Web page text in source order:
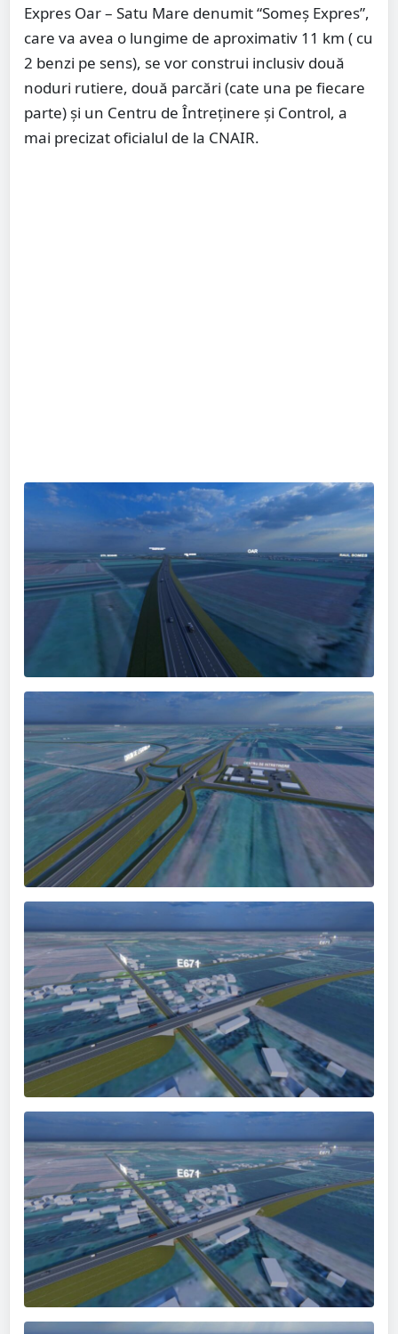
Expres Oar – Satu Mare denumit “Someș Expres”,
care va avea o lungime de aproximativ 11 km ( cu
2 benzi pe sens), se vor construi inclusiv două
noduri rutiere, două parcări (cate una pe fiecare
parte) și un Centru de Întreținere și Control, a
mai precizat oficialul de la CNAIR.